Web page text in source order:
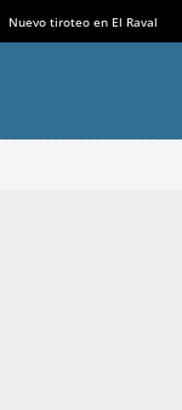
Nuevo tiroteo en El Raval